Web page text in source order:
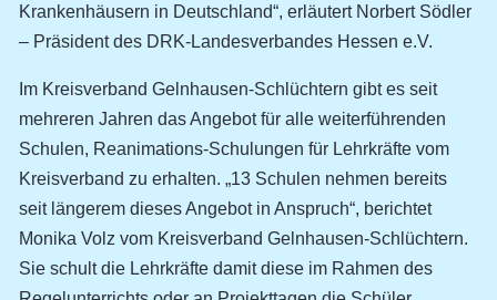
Krankenhäusern in Deutschland“, erläutert Norbert Södler
– Präsident des DRK-Landesverbandes Hessen e.V.
Im Kreisverband Gelnhausen-Schlüchtern gibt es seit
mehreren Jahren das Angebot für alle weiterführenden
Schulen, Reanimations-Schulungen für Lehrkräfte vom
Kreisverband zu erhalten. „13 Schulen nehmen bereits
seit längerem dieses Angebot in Anspruch“, berichtet
Monika Volz vom Kreisverband Gelnhausen-Schlüchtern.
Sie schult die Lehrkräfte damit diese im Rahmen des